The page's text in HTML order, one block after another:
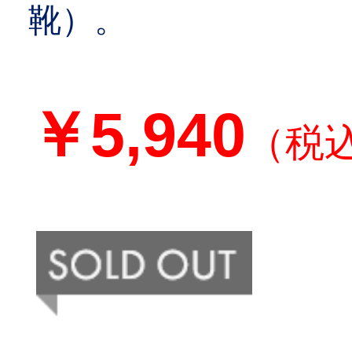
靴）。
￥5,940 （税